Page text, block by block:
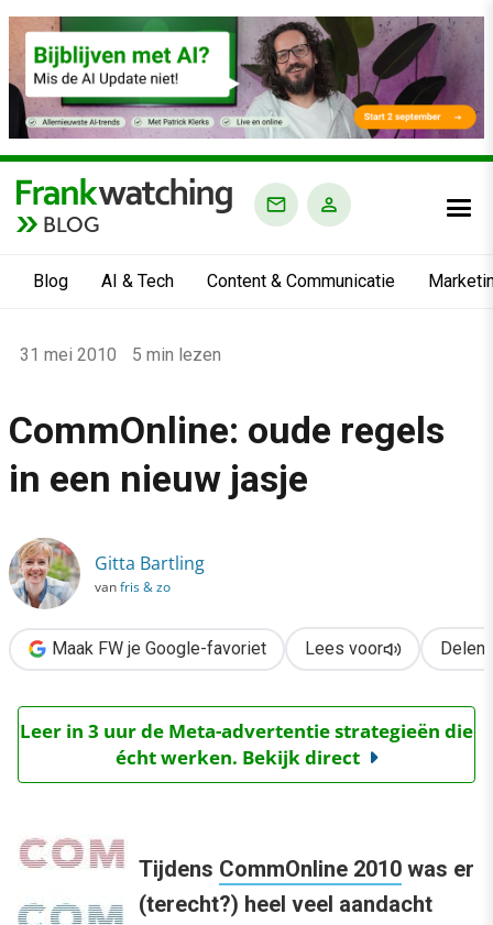
BLOG
Blog AI & Tech Content & Communicatie
›
Alle artikelen
CommOnline: oude regels in een nieuw jasje
31 mei 2010 5 min lezen
CommOnline: oude regels
in een nieuw jasje
Gitta Bartling
vanfris & zo
Maak FW je Google-favoriet Lees voor Delen
Leer in 3 uur de Meta-advertentie strategieën die
écht werken. Bekijk direct
Tijdens CommOnline 2010 was er
(terecht?) heel veel aandacht